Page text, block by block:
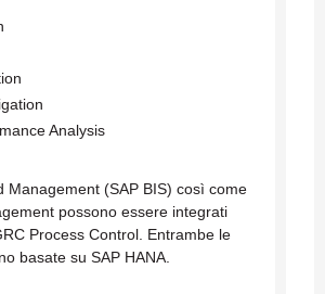
Analysis
Management (SAP BIS) così come
possono essere integrati
Process Control. Entrambe le
basate su SAP HANA.